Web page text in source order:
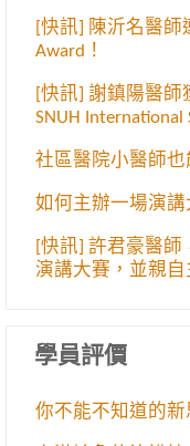
[快訊] 陳沂名醫師
Award！
[快訊] 謝鎮陽醫
SNUH International
社區醫院小醫師
如何主辦一場演講
[快訊] 許君豪醫師
演講大賽，並親自
學員評價
你不能不知道的新